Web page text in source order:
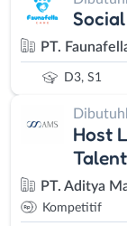
PT.
D3, S1
Host
PT. Aditya
Kompetitif